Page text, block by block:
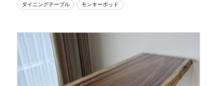
ダイニングテーブル モンキーポッド